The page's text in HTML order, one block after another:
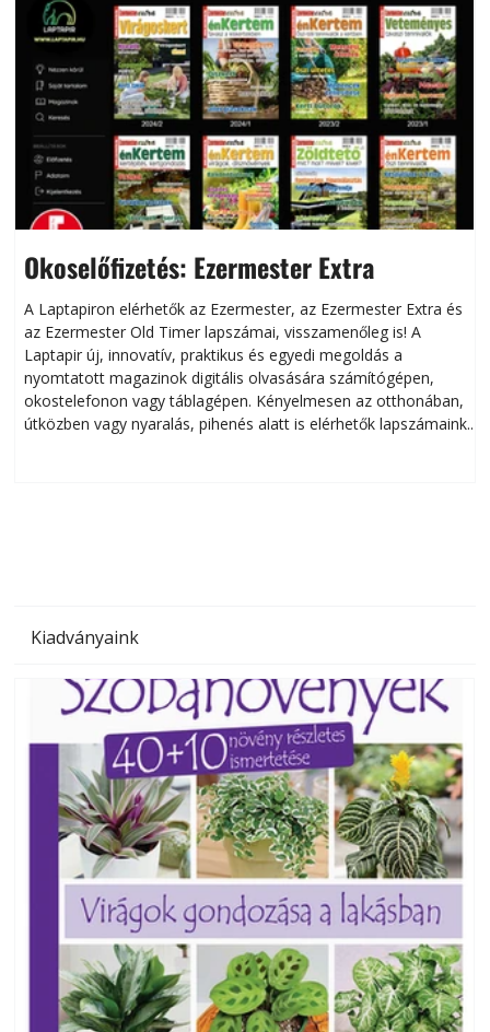
Okoselőfizetés: Ezermester Extra
A Laptapiron elérhetők az Ezermester, az Ezermester Extra és
az Ezermester Old Timer lapszámai, visszamenőleg is! A
Laptapir új, innovatív, praktikus és egyedi megoldás a
nyomtatott magazinok digitális olvasására számítógépen,
okostelefonon vagy táblagépen. Kényelmesen az otthonában,
útközben vagy nyaralás, pihenés alatt is elérhetők lapszámaink.
Kiadványaink